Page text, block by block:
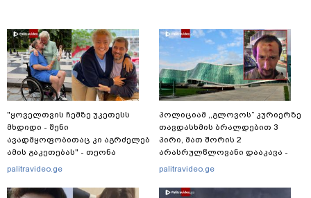
"ყოველთვის ჩემზე უკეთესს
მხდიდი - შენი
ავადმყოფობითაც კი აგრძელებ
ამის გაკეთებას" - თეონა
კონტრიძე მეუღლეს ემოციურ
palitravideo.ge
პოლიციამ ,,გლოვოს” კურიერზე
თავდასხმის ბრალდებით 3
პირი, მათ შორის 2
არასრულწლოვანი დააკავა -
შსს ინფორმაციას ავრცელებს
palitravideo.ge